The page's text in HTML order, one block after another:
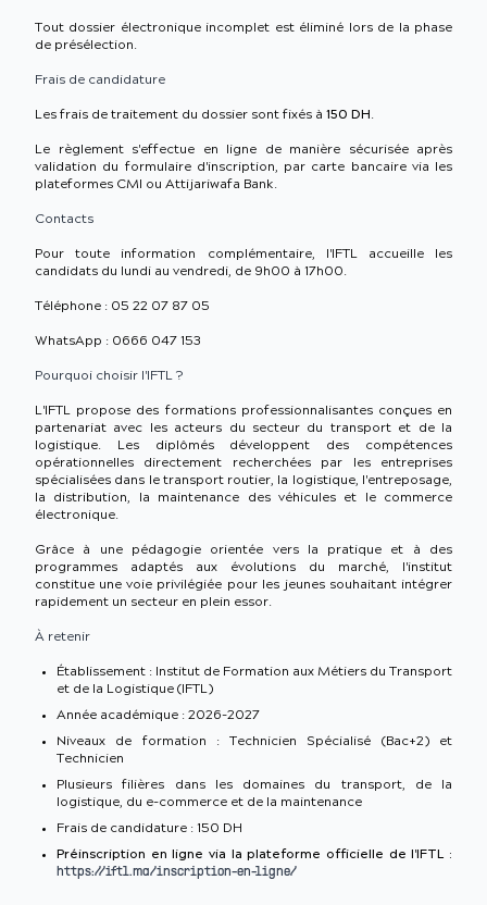
Tout dossier électronique incomplet est éliminé lors de la phase
de présélection.
Frais de candidature
Les frais de traitement du dossier sont fixés à 150 DH.
Le règlement s'effectue en ligne de manière sécurisée après
validation du formulaire d'inscription, par carte bancaire via les
plateformes CMI ou Attijariwafa Bank.
Contacts
Pour toute information complémentaire, l'IFTL accueille les
candidats du lundi au vendredi, de 9h00 à 17h00.
Téléphone : 05 22 07 87 05
WhatsApp : 0666 047 153
Pourquoi choisir l'IFTL ?
L'IFTL propose des formations professionnalisantes conçues en
partenariat avec les acteurs du secteur du transport et de la
logistique. Les diplômés développent des compétences
opérationnelles directement recherchées par les entreprises
spécialisées dans le transport routier, la logistique, l'entreposage,
la distribution, la maintenance des véhicules et le commerce
électronique.
Grâce à une pédagogie orientée vers la pratique et à des
programmes adaptés aux évolutions du marché, l'institut
constitue une voie privilégiée pour les jeunes souhaitant intégrer
rapidement un secteur en plein essor.
À retenir
Établissement : Institut de Formation aux Métiers du Transport
et de la Logistique (IFTL)
Année académique : 2026-2027
Niveaux de formation : Technicien Spécialisé (Bac+2) et
Technicien
Plusieurs filières dans les domaines du transport, de la
logistique, du e-commerce et de la maintenance
Frais de candidature : 150 DH
Préinscription en ligne via la plateforme officielle de l'IFTL :
https://iftl.ma/inscription-en-ligne/